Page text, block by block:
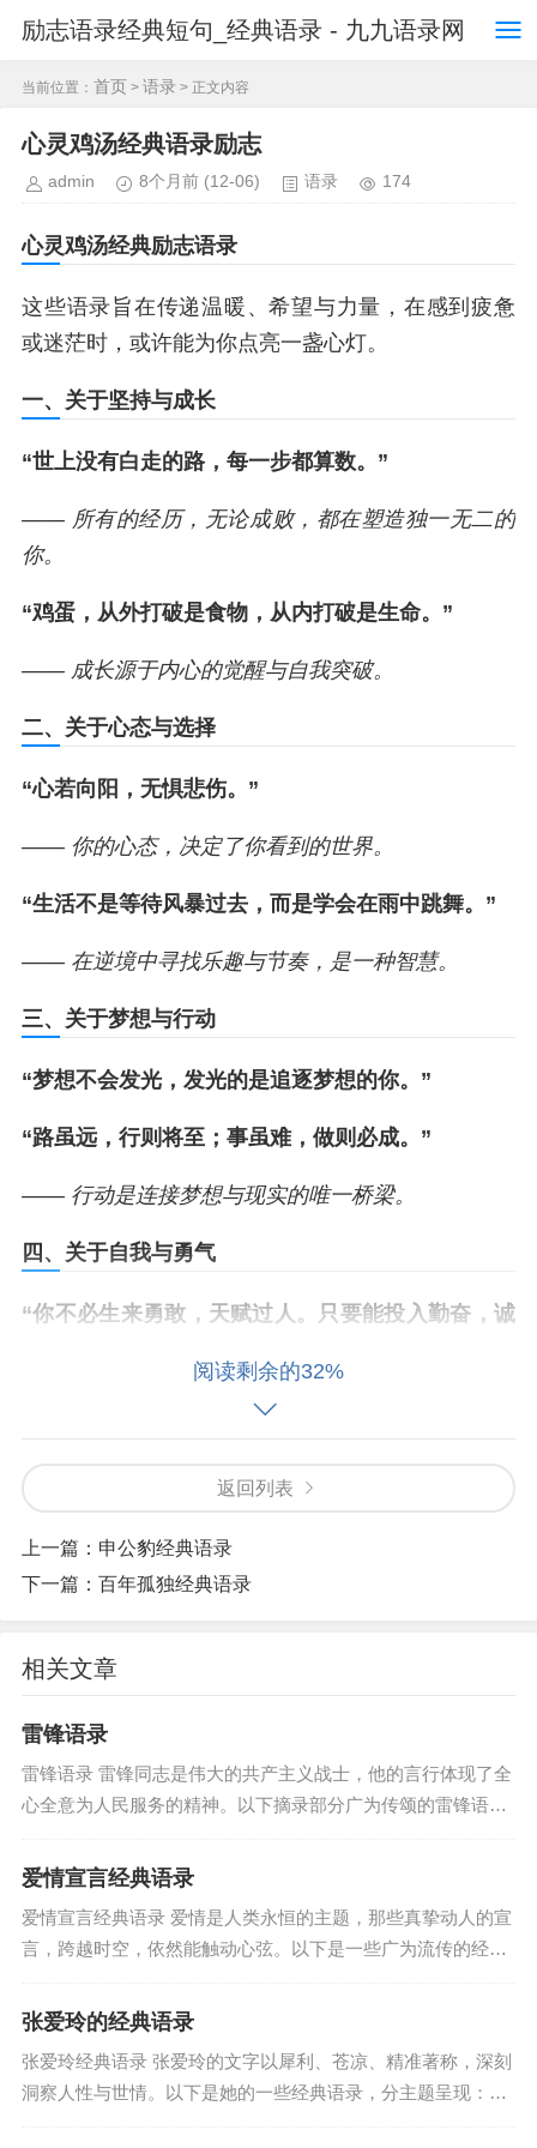
励志语录经典短句_经典语录 - 九九语录网
当前位置： 首页 > 语录 > 正文内容
心灵鸡汤经典语录励志
admin 8个月前 (12-06) 语录 174
心灵鸡汤经典励志语录
这些语录旨在传递温暖、希望与力量，在感到疲惫
或迷茫时，或许能为你点亮一盏心灯。
一、关于坚持与成长
“世上没有白走的路，每一步都算数。”
—— 所有的经历，无论成败，都在塑造独一无二的
你。
“鸡蛋，从外打破是食物，从内打破是生命。”
—— 成长源于内心的觉醒与自我突破。
二、关于心态与选择
“心若向阳，无惧悲伤。”
—— 你的心态，决定了你看到的世界。
“生活不是等待风暴过去，而是学会在雨中跳舞。”
—— 在逆境中寻找乐趣与节奏，是一种智慧。
三、关于梦想与行动
“梦想不会发光，发光的是追逐梦想的你。”
“路虽远，行则将至；事虽难，做则必成。”
—— 行动是连接梦想与现实的唯一桥梁。
四、关于自我与勇气
“你不必生来勇敢，天赋过人。只要能投入勤奋，诚
“最大的恐惧就是恐惧本身。”
—— 鼓起勇气直面它，往往就成功了一半。
“赠人玫瑰，手有余香。”
—— 你付出的善意，终将以某种方式回到你身边。
最好的“鸡汤”，是付诸实践的行动。
愿你从这些话语中汲取力量，但更愿你成为自己的
太阳，无需凭借谁的光。
阅读剩余的32%
返回列表
上一篇： 申公豹经典语录
下一篇： 百年孤独经典语录
相关文章
雷锋语录
雷锋语录 雷锋同志是伟大的共产主义战士，他的言行体现了全
心全意为人民服务的精神。以下摘录部分广为传颂的雷锋语
有限的生命，...
爱情宣言经典语录
爱情宣言经典语录 爱情是人类永恒的主题，那些真挚动人的宣
言，跨越时空，依然能触动心弦。以下是一些广为流传的经典
坚定型...
张爱玲的经典语录
张爱玲经典语录 张爱玲的文字以犀利、苍凉、精准著称，深刻
洞察人性与世情。以下是她的一些经典语录，分主题呈现：